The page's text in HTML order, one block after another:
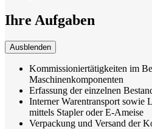
Ihre Aufgaben
Ausblenden
Kommissioniertätigkeiten im
Maschinenkomponenten
Erfassung der einzelnen
Interner Warentransport sowie
mittels Stapler oder E-Ameise
Verpackung und Versand der